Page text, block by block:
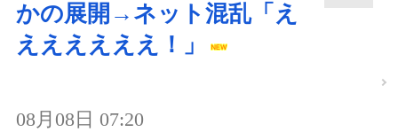
かの展開→ネット混乱「え
ええええええ！」
08月08日 07:20